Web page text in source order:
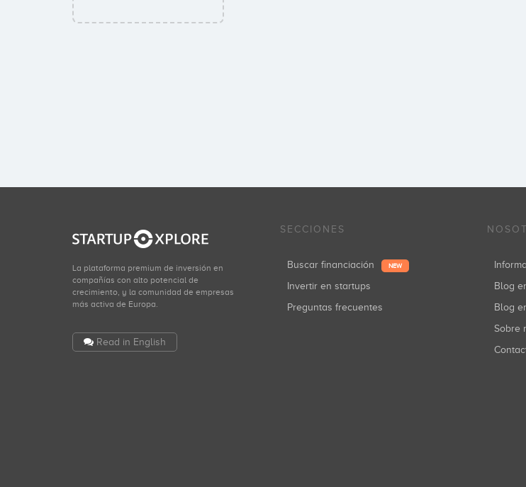
La plataforma premium de inversión en
compañías con alto potencial de
crecimiento, y la comunidad de empresas
más activa de Europa.
Read in English
SECCIONES
Buscar financiación NEW
Invertir en startups
Preguntas frecuentes
Blog
Blog